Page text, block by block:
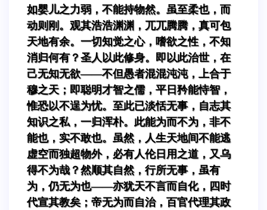
如婴儿之力弱，不能持物然。虽至柔也，而
动则刚。观其浩浩渊渊，兀兀腾腾，真可包
天地有余。一切知觉之心，嗜欲之性，不知
消归何有？圣人以此修身。即以此治世，在
己无知无欲——不但愚者混混沌沌，上合于
穆之天；即聪明才智之儒，平日矜能恃智，
惟恐以不逞为忧。至此已淡恬无事，自志其
知识之私，一归浑朴。此能为而不为，非不
能也，实不敢也。虽然，人生天地间不能逃
虚空而独超物外，必有人伦日用之道，又乌
得不为哉？然顺其自然，行所无事，虽有
为，仍无为也——亦犹天不言而自化，四时
代宣其教矣；帝无为而自治，百官代理其政